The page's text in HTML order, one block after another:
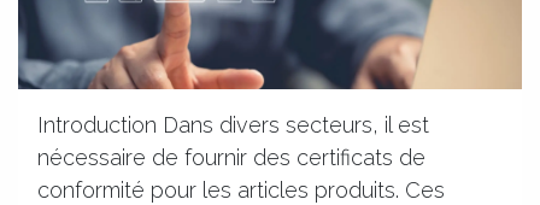
Introduction Dans divers secteurs, il est
nécessaire de fournir des certificats de
conformité pour les articles produits. Ces